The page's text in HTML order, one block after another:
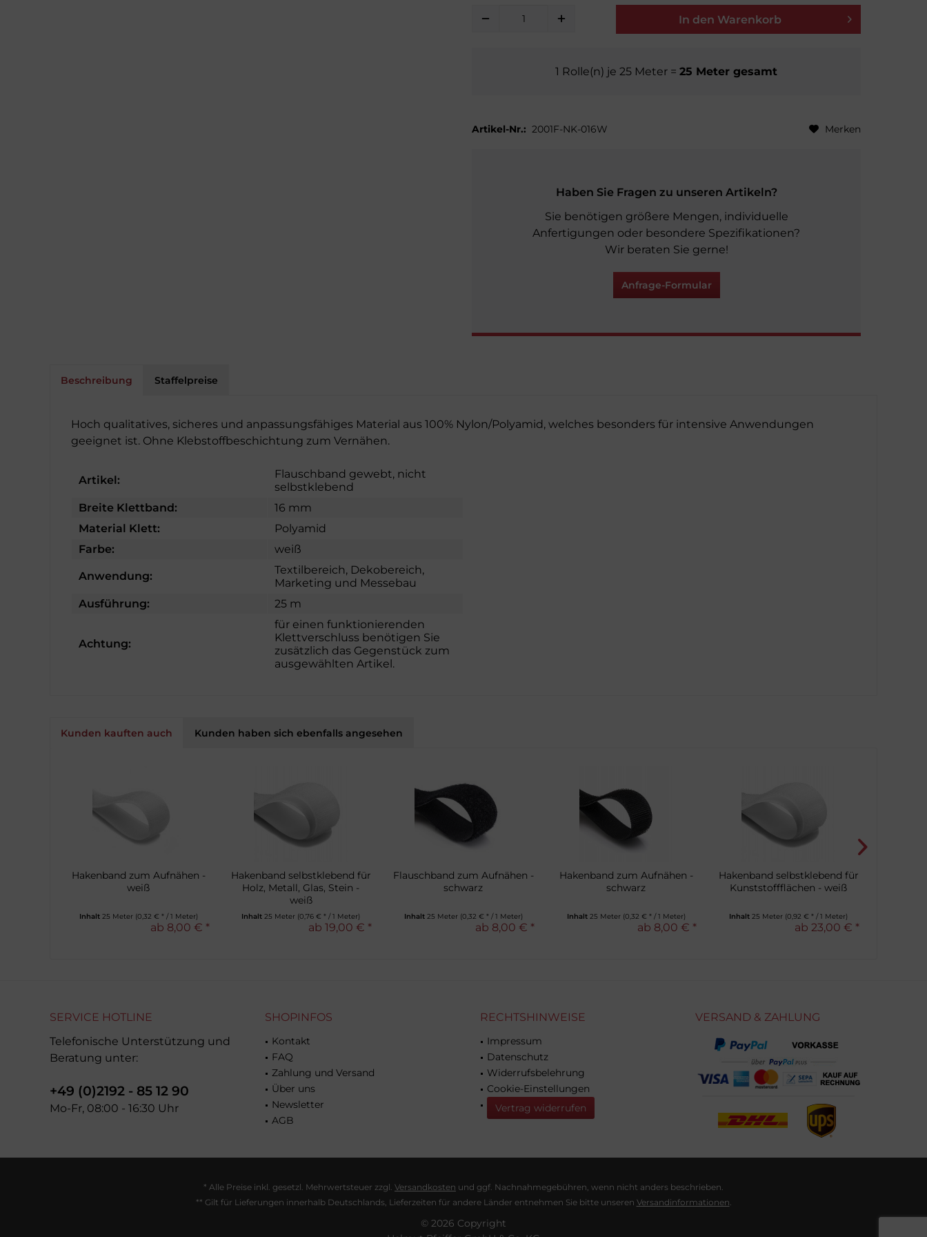
In den Warenkorb
1 Rolle(n) je 25 Meter = 25 Meter gesamt
Artikel-Nr.: 2001F-NK-016W Merken
Haben Sie Fragen zu unseren Artikeln?
Sie benötigen größere Mengen, individuelle
Anfertigungen oder besondere Spezifikationen?
Wir beraten Sie gerne!
Anfrage-Formular
Beschreibung Staffelpreise
Hoch qualitatives, sicheres und anpassungsfähiges Material aus 100% Nylon/Polyamid, welches besonders für intensive Anwendungen
geeignet ist. Ohne Klebstoffbeschichtung zum Vernähen.
Artikel:
Flauschband gewebt, nicht
selbstklebend
Breite Klettband:
16 mm
Material Klett:
Polyamid
Farbe:
weiß
Anwendung:
Textilbereich, Dekobereich,
Marketing und Messebau
Ausführung:
25 m
Achtung:
für einen funktionierenden
Klettverschluss benötigen Sie
zusätzlich das Gegenstück zum
ausgewählten Artikel.
Kunden kauften auch Kunden haben sich ebenfalls angesehen
Hakenband zum Aufnähen -
weiß
Inhalt 25 Meter (0,32 € * / 1 Meter)
ab 8,00 € *
Hakenband selbstklebend für
Holz, Metall, Glas, Stein -
weiß
Inhalt25 Meter (0,76 € * / 1 Meter)
ab 19,00 € *
Flauschband zum Aufnähen -
schwarz
Inhalt 25 Meter (0,32 € * / 1 Meter)
ab 8,00 € *
Hakenband zum Aufnähen -
schwarz
Inhalt 25 Meter (0,32 € * / 1 Meter)
ab 8,00 € *
Hakenband selbstklebend für
Kunststoffflächen - weiß
Inhalt25 Meter (0,92 € * / 1 Meter)
ab 23,00 € *
SERVICE HOTLINE
Telefonische Unterstützung und
Beratung unter:
+49 (0)2192 - 85 12 90
Mo-Fr, 08:00 - 16:30 Uhr
SHOPINFOS
Kontakt
FAQ
Zahlung und Versand
Über uns
Newsletter
AGB
RECHTSHINWEISE
Impressum
Datenschutz
Widerrufsbelehrung
Cookie-Einstellungen
Vertrag widerrufen
VERSAND & ZAHLUNG
* Alle Preise inkl. gesetzl. Mehrwertsteuer zzgl. Versandkosten und ggf. Nachnahmegebühren, wenn nicht anders beschrieben.
** Gilt für Lieferungen innerhalb Deutschlands, Lieferzeiten für andere Länder entnehmen Sie bitte unseren Versandinformationen.
© 2026 Copyright